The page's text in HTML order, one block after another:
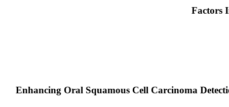
Factors
Enhancing Oral Squamous Cell Carcinoma